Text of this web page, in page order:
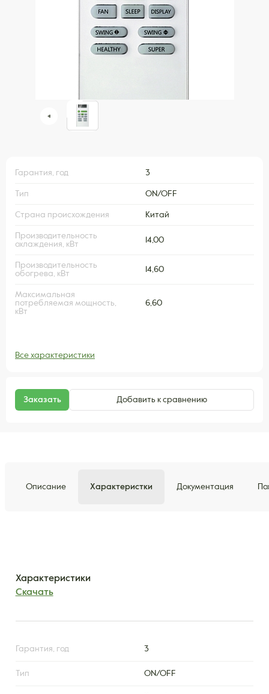
Гарантия, год 3
Тип ON/OFF
Страна происхождения Китай
Производительность
охлаждения, кВт
14,00
Производительность
обогрева, кВт
14,60
Максимальная
потребляемая мощность,
кВт
6,60
Все характеристики
Заказать Добавить к сравнению
Описание Характеристки Документация
Характеристики
Скачать
Гарантия, год 3
Тип ON/OFF